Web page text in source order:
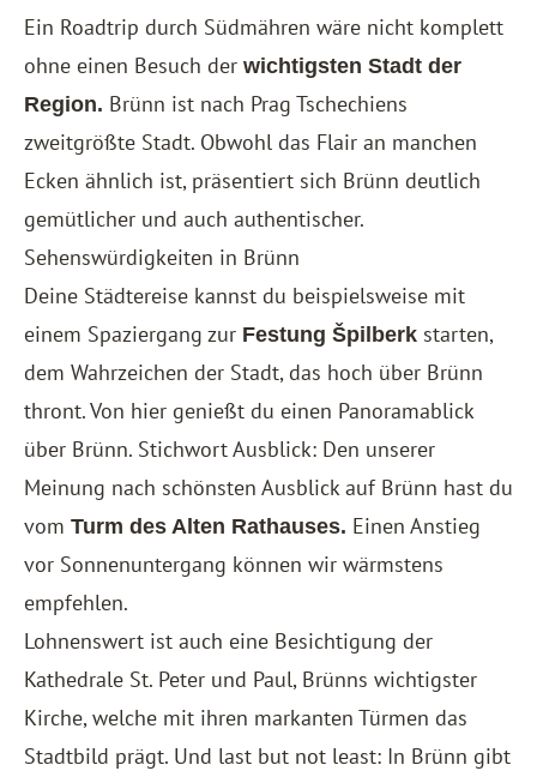
Ein Roadtrip durch Südmähren wäre nicht komplett
ohne einen Besuch der wichtigsten Stadt der
Region. Brünn ist nach Prag Tschechiens
zweitgrößte Stadt. Obwohl das Flair an manchen
Ecken ähnlich ist, präsentiert sich Brünn deutlich
gemütlicher und auch authentischer.
Sehenswürdigkeiten in Brünn
Deine Städtereise kannst du beispielsweise mit
einem Spaziergang zur Festung Špilberk starten,
dem Wahrzeichen der Stadt, das hoch über Brünn
thront. Von hier genießt du einen Panoramablick
über Brünn. Stichwort Ausblick: Den unserer
Meinung nach schönsten Ausblick auf Brünn hast du
vom Turm des Alten Rathauses. Einen Anstieg
vor Sonnenuntergang können wir wärmstens
empfehlen.
Lohnenswert ist auch eine Besichtigung der
Kathedrale St. Peter und Paul, Brünns wichtigster
Kirche, welche mit ihren markanten Türmen das
Stadtbild prägt. Und last but not least: In Brünn gibt